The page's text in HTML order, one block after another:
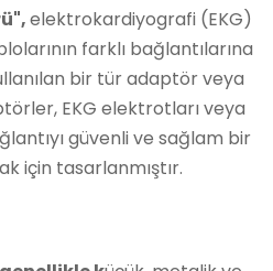
elektrokardiyografi (EKG)
farklı bağlantılarına
bir tür adaptör veya
EKG elektrotları veya
güvenli ve sağlam bir
için tasarlanmıştır.